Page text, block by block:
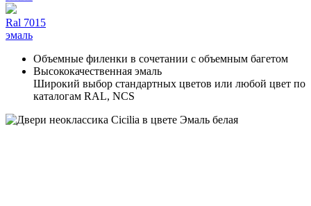
Ral 7015
эмаль
Объемные филенки в сочетании с объемным багетом
Высококачественная эмаль
Широкий выбор стандартных цветов или любой цвет по
каталогам RAL, NCS